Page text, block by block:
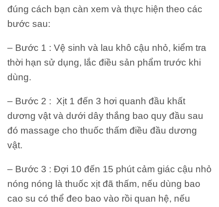
đúng cách bạn càn xem và thực hiện theo các
bước sau:
– Bước 1 : Vệ sinh và lau khô cậu nhỏ, kiểm tra
thời hạn sử dụng, lắc điều sản phẩm trước khi
dùng.
– Bước 2 : Xịt 1 đến 3 hơi quanh đầu khất
dương vật và dưới dây thắng bao quy đầu sau
đó massage cho thuốc thấm điều đầu dương
vật.
– Bước 3 : Đợi 10 đến 15 phút cảm giác cậu nhỏ
nóng nóng là thuốc xịt đã thấm, nếu dùng bao
cao su có thể đeo bao vào rồi quan hệ, nếu